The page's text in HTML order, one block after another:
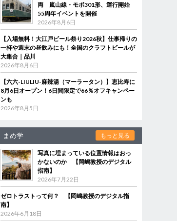
両 嵐山線・モボ301形、運行開始
55周年イベントを開催
2026年8月6日
【入場無料！大江戸ビール祭り2026秋】仕事帰りの
一杯や週末の昼飲みにも！全国のクラフトビールが
大集合｜品川
2026年8月6日
【六六-LIULIU-麻辣湯（マーラータン）】恵比寿に
8月6日オープン！6日間限定で66％オフキャンペー
ンも
2026年8月5日
まめ学 もっと見る
写真に埋まっている位置情報はおっ
かないのか 【岡嶋教授のデジタル
指南】
2026年7月22日
ゼロトラストって何？ 【岡嶋教授のデジタル指
南】
2026年6月18日